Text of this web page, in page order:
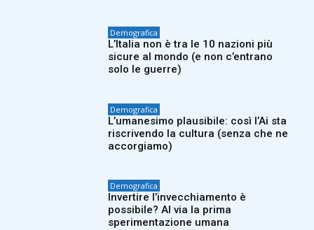
Demografica
L’Italia non è tra le 10 nazioni più
sicure al mondo (e non c’entrano
solo le guerre)
Demografica
L’umanesimo plausibile: così l’Ai sta
riscrivendo la cultura (senza che ne
accorgiamo)
Demografica
Invertire l’invecchiamento è
possibile? Al via la prima
sperimentazione umana